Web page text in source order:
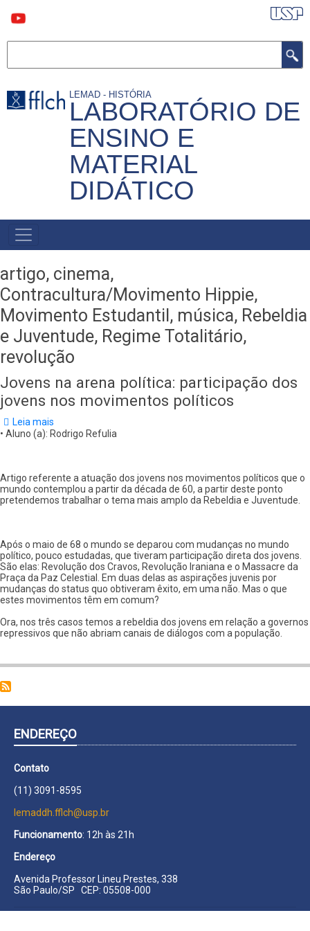
para
conteúdo
LEMAD - HISTÓRIA
LABORATÓRIO DE
ENSINO E
MATERIAL
DIDÁTICO
MAIN
NAVIGATION
artigo, cinema,
Contracultura/Movimento Hippie,
Movimento Estudantil, música, Rebeldia
e Juventude, Regime Totalitário,
revolução
Jovens na arena política: participação dos
jovens nos movimentos políticos
Leia mais
Jovens
participação
dos
jovens
• Aluno (a): Rodrigo Refulia
Artigo referente a atuação dos jovens nos movimentos políticos que o
mundo contemplou a partir da década de 60, a partir deste ponto
pretendemos trabalhar o tema mais amplo da Rebeldia e Juventude.
Após o maio de 68 o mundo se deparou com mudanças no mundo
político, pouco estudadas, que tiveram participação direta dos jovens.
São elas: Revolução dos Cravos, Revolução Iraniana e o Massacre da
Praça da Paz Celestial. Em duas delas as aspirações juvenis por
mudanças do status quo obtiveram êxito, em uma não. Mas o que
estes movimentos têm em comum?
Ora, nos três casos temos a rebeldia dos jovens em relação a governos
repressivos que não abriam canais de diálogos com a população.
ENDEREÇO
Contato
(11) 3091-8595
lemaddh.fflch@usp.br
Funcionamento: 12h às 21h
Endereço
Avenida Professor Lineu Prestes, 338
São Paulo/SP CEP: 05508-000